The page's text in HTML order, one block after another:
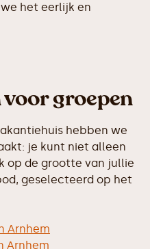
het eerlijk en
groepen
hebben we
je kunt niet alleen
op de grootte van jullie
geselecteerd op het
Arnhem
Arnhem